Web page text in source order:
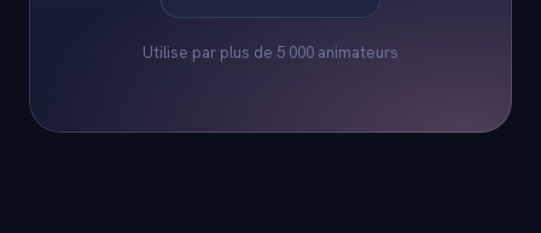
Utilise par plus de 5 000 animateurs